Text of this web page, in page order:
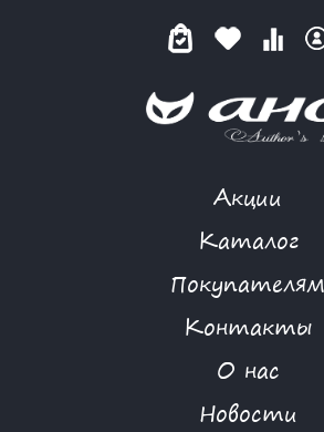
Акции
Каталог
Покупателям
Контакты
О нас
Новости
ЖЕНСКИЕ